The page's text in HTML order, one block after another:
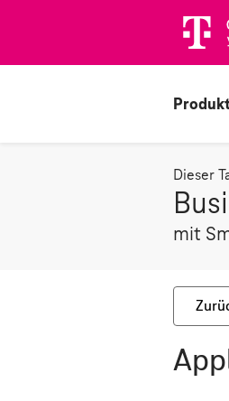
Dieser
mit